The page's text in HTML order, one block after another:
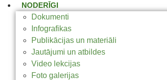
NODERĪGI
Dokumenti
Infografikas
Publikācijas un materiāli
Jautājumi un atbildes
Video lekcijas
Foto galerijas